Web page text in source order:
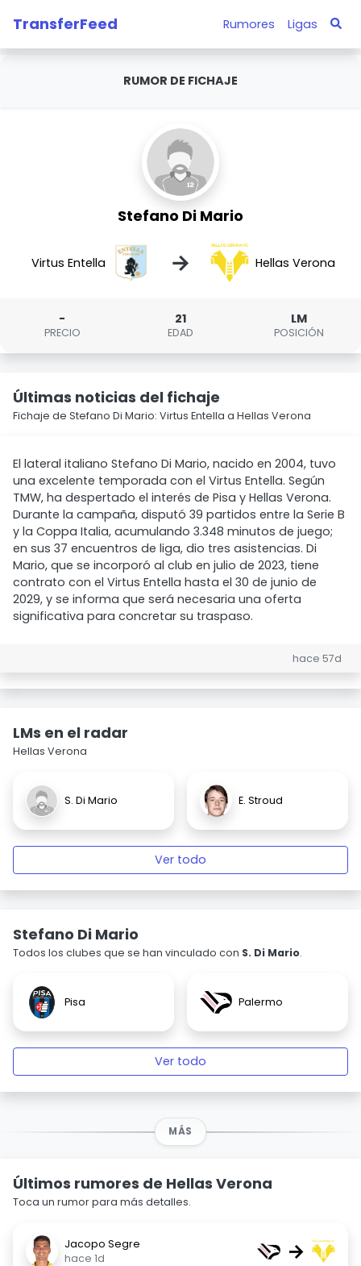
TransferFeed Rumores Ligas
RUMOR DE FICHAJE
Stefano Di Mario
Virtus Entella → Hellas Verona
-
PRECIO
21
EDAD
LM
POSICIÓN
Últimas noticias del fichaje
Fichaje de Stefano Di Mario: Virtus Entella a Hellas Verona
El lateral italiano Stefano Di Mario, nacido en 2004, tuvo
una excelente temporada con el Virtus Entella. Según
TMW, ha despertado el interés de Pisa y Hellas Verona.
Durante la campaña, disputó 39 partidos entre la Serie B
y la Coppa Italia, acumulando 3.348 minutos de juego;
en sus 37 encuentros de liga, dio tres asistencias. Di
Mario, que se incorporó al club en julio de 2023, tiene
contrato con el Virtus Entella hasta el 30 de junio de
2029, y se informa que será necesaria una oferta
significativa para concretar su traspaso.
hace 57d
LMs en el radar
Hellas Verona
S. Di Mario E. Stroud
Ver todo
Stefano Di Mario
Todos los clubes que se han vinculado con S. Di Mario.
Pisa Palermo
Ver todo
MÁS
Últimos rumores de Hellas Verona
Toca un rumor para más detalles.
Jacopo Segre
hace 1d
→